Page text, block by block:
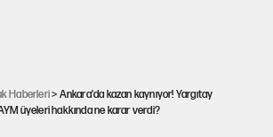
Haberleri> Ankara'da kazan kaynıyor! Yargıtay
üyeleri hakkında ne karar verdi?